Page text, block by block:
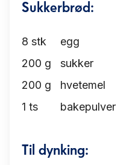
Sukkerbrød:
8 stk
egg
200 g
sukker
200 g
hvetemel
1 ts bakepulver
Til dynking: